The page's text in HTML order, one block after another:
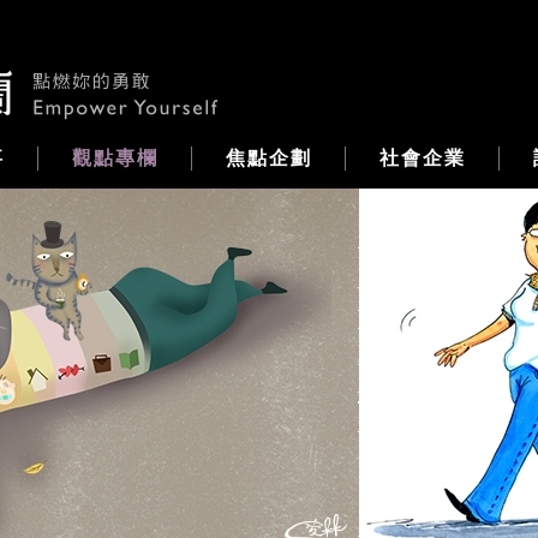
觀點專欄 焦點企劃 社會企業